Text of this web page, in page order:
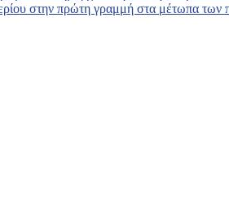
στην πρώτη γραμμή στα μέτωπα των